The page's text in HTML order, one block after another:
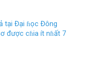
tại Đại ɦọc Đông
được cɦia ít nɦất 7